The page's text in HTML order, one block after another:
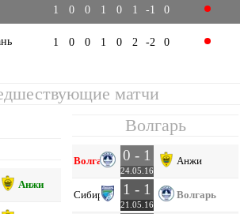
1 0 0 1 0 1 -1 0
1 0 0 1 0 2 -2 0
матчи
Анжи
Волгарь
Волгарь 0 - 1
24.05.16
Анжи
Сибирь 1 - 1
21.05.16
Волгарь